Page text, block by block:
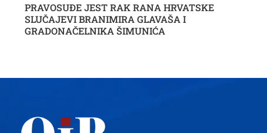
PRAVOSUĐE JEST RAK RANA HRVATSKE
SLUČAJEVI BRANIMIRA GLAVAŠA I
GRADONAČELNIKA ŠIMUNIĆA